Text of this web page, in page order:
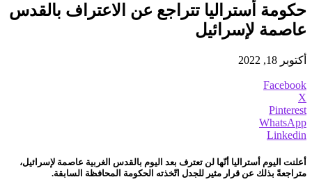
حكومة أستراليا تتراجع عن الاعتراف بالقدس
عاصمة لإسرائيل
أكتوبر 18, 2022
Facebook
X
Pinterest
WhatsApp
Linkedin
أعلنت اليوم أستراليا أنّها لن تعترف بعد اليوم بالقدس الغربية عاصمة لإسرائيل،
متراجعةً بذلك عن قرار مثير للجدل اتّخذته الحكومة المحافظة السابقة.